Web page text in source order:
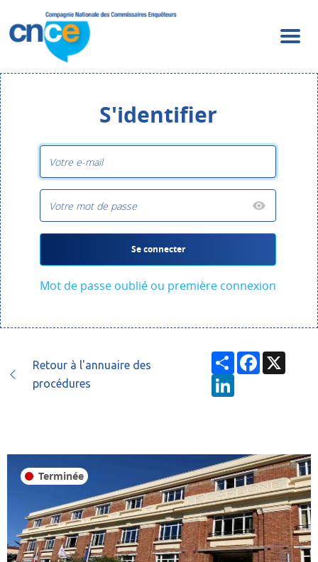
S'identifier
Se connecter
Mot de passe oublié ou première connexion
Retour à l'annuaire des
procédures
PartagerFacebook
X
LinkedIn
Terminée